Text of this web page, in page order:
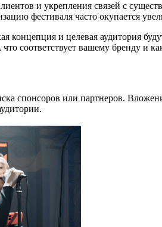
и укрепления связей с
фестиваля часто окупается
концепция и целевая аудитория
соответствует вашему бренду и
спонсоров или партнеров.